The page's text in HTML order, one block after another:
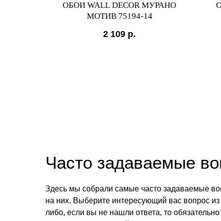
ОБОИ WALL DECOR МУРАНО
МОТИВ 75194-14
2 109 р.
Часто задаваемые
Здесь мы собрали самые часто задаваемые
на них. Выберите интересующий вас вопрос
либо, если вы не нашли ответа, то обязательно